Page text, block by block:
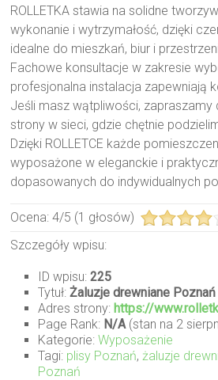
ROLLETKA stawia na solidne
wykonanie i wytrzymałość, dzięki
idealne do mieszkań, biur i
Fachowe konsultacje w zakresie
profesjonalna instalacja zapewniają
Jeśli masz wątpliwości, zapraszamy
strony w sieci, gdzie chętnie
Dzięki ROLLETCE każde
wyposażone w eleganckie i
dopasowanych do indywidualnych
Ocena:4/5 (1 głosów)
Szczegóły wpisu:
ID wpisu:225
Tytuł:Żaluzje drewniane Poznań
Adres strony: https://
Page Rank: N/A(stan na 2
Kategorie:Wyposażenie
Tagi: plisy Poznań,żaluzje
Poznań